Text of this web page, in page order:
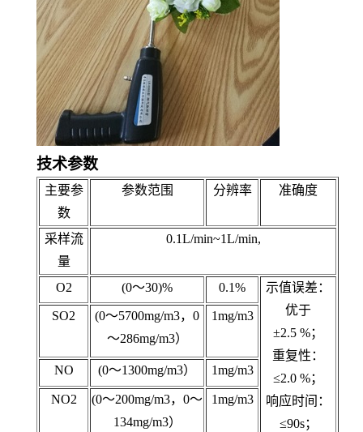
技术参数
主要参
数
参数范围 分辨率 准确度
采样流
量
0.1L/min~1L/min,
O2 (0～30)% 0.1%
示值误差：
优于
±2.5 %；
重复性：
≤2.0 %；
响应时间：
≤90s；
SO2
(0～5700mg/m3，0
～286mg/m3）
1mg/m3
NO (0～1300mg/m3） 1mg/m3
NO2
(0～200mg/m3，0～
134mg/m3）
1mg/m3